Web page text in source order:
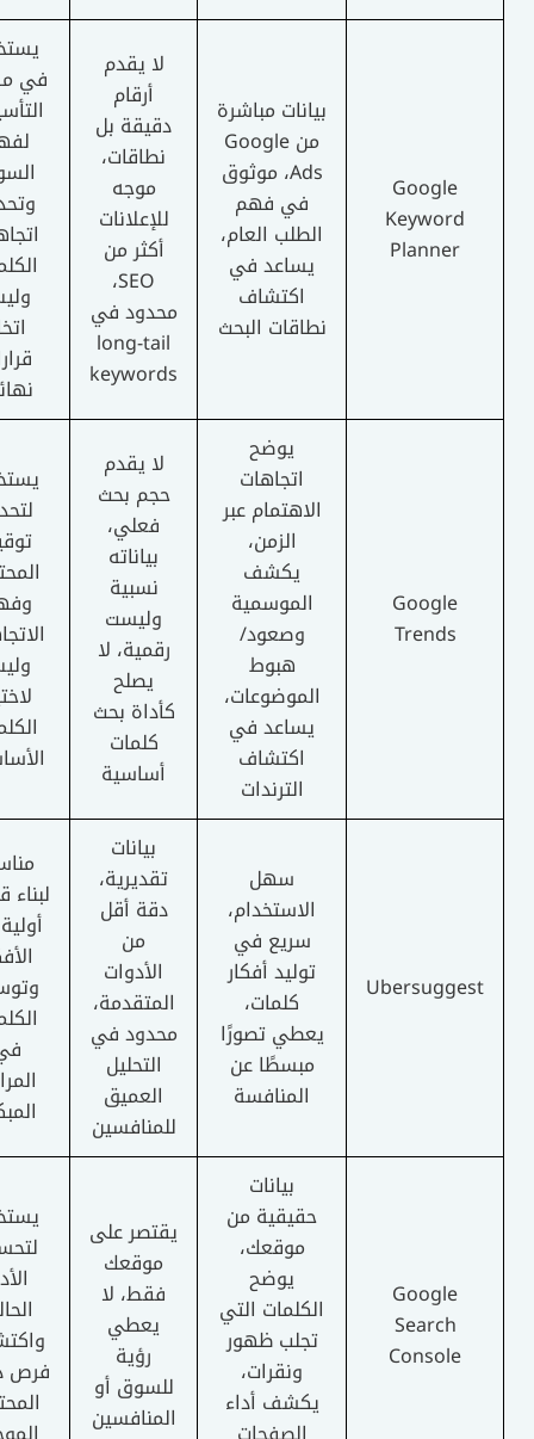
Google
Keyword
Planner
بيانات مباشرة
من Google
Ads، موثوق
في فهم
الطلب العام،
يساعد في
اكتشاف
نطاقات البحث
لا يقدم
دقيقة بل
نطاقات،
للإعلانات
أكثر من
محدود في
long-tail
keywords
يستخدم
في مرحلة
التأسيس
اتجاهات
الكلمات
Google
Trends
اتجاهات
الاهتمام عبر
الموسمية
وصعود/
الموضوعات،
يساعد في
اكتشاف
الترندات
لا يقدم
حجم بحث
رقمية، لا
كأداة بحث
أساسية
يستخدم
المحتوى
الاتجاهات
الكلمات
الأساسية
الاستخدام،
سريع في
توليد أفكار
يعطي تصورًا
مبسطًا عن
المنافسة
تقديرية،
دقة أقل
المتقدمة،
محدود في
للمنافسين
لبناء قائمة
أولية من
وتوسيع
الكلمات
المراحل
المبكرة
Google
Search
Console
حقيقية من
موقعك،
الكلمات التي
تجلب ظهور
ونقرات،
يكشف أداء
يقتصر على
موقعك
فقط، لا
للسوق أو
المنافسين
يستخدم
لتحسين
واكتشاف
فرص داخل
المحتوى